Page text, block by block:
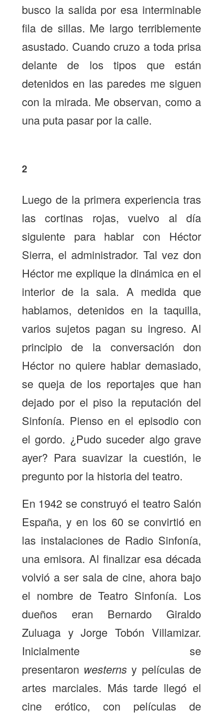
busco la salida por esa interminable
fila de sillas. Me largo terriblemente
asustado. Cuando cruzo a toda prisa
delante de los tipos que están
detenidos en las paredes me siguen
con la mirada. Me observan, como a
una puta pasar por la calle.
2
Luego de la primera experiencia tras
las cortinas rojas, vuelvo al día
siguiente para hablar con Héctor
Sierra, el administrador. Tal vez don
Héctor me explique la dinámica en el
interior de la sala. A medida que
hablamos, detenidos en la taquilla,
varios sujetos pagan su ingreso. Al
principio de la conversación don
Héctor no quiere hablar demasiado,
se queja de los reportajes que han
dejado por el piso la reputación del
Sinfonía. Pienso en el episodio con
el gordo. ¿Pudo suceder algo grave
ayer? Para suavizar la cuestión, le
pregunto por la historia del teatro.
En 1942 se construyó el teatro Salón
España, y en los 60 se convirtió en
las instalaciones de Radio Sinfonía,
una emisora. Al finalizar esa década
volvió a ser sala de cine, ahora bajo
el nombre de Teatro Sinfonía. Los
dueños eran Bernardo Giraldo
Zuluaga y Jorge Tobón Villamizar.
Inicialmente se
presentaron westerns y películas de
artes marciales. Más tarde llegó el
cine erótico, con películas de